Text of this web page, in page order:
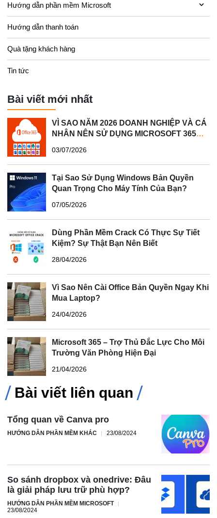
Hướng dẫn phần mềm Microsoft
Hướng dẫn thanh toán
Quà tặng khách hàng
Tin tức
Bài viết mới nhất
VÌ SAO NĂM 2026 DOANH NGHIỆP VÀ CÁ
NHÂN NÊN SỬ DỤNG MICROSOFT 365
03/07/2026
Tại Sao Sử Dụng Windows Bản Quyền
Quan Trọng Cho Máy Tính Của Bạn?
07/05/2026
Dùng Phần Mềm Crack Có Thực Sự Tiết
Kiệm? Sự Thật Bạn Nên Biết
28/04/2026
Vì Sao Nên Cài Office Bản Quyền Ngay Khi
Mua Laptop?
24/04/2026
Microsoft 365 – Trợ Thủ Đắc Lực Cho Môi
Trường Văn Phòng Hiện Đại
21/04/2026
Bài viết liên quan
Tổng quan về Canva pro
HƯỚNG DẪN PHẦN MỀM KHÁC 23/08/2024
So sánh dropbox và onedrive: Đâu
là giải pháp lưu trữ phù hợp?
HƯỚNG DẪN PHẦN MỀM MICROSOFT
23/08/2024